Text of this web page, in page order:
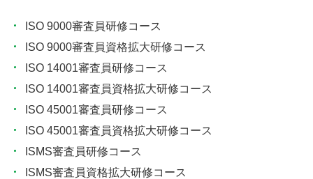
ISO 9000審査員研修コース
ISO 9000審査員資格拡大研修コース
ISO 14001審査員研修コース
ISO 14001審査員資格拡大研修コース
ISO 45001審査員研修コース
ISO 45001審査員資格拡大研修コース
ISMS審査員研修コース
ISMS審査員資格拡大研修コース